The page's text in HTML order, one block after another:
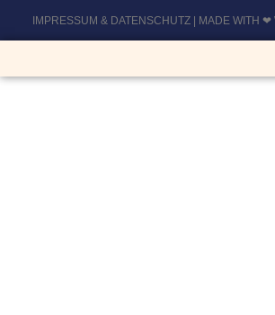
IMPRESSUM & DATENSCHUTZ| MADE WITH ❤